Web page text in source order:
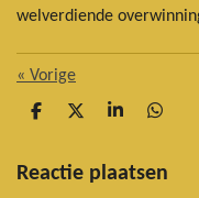
welverdiende
« Vorige
D
e
D
l
S
r
D
e
Reactie plaatsen